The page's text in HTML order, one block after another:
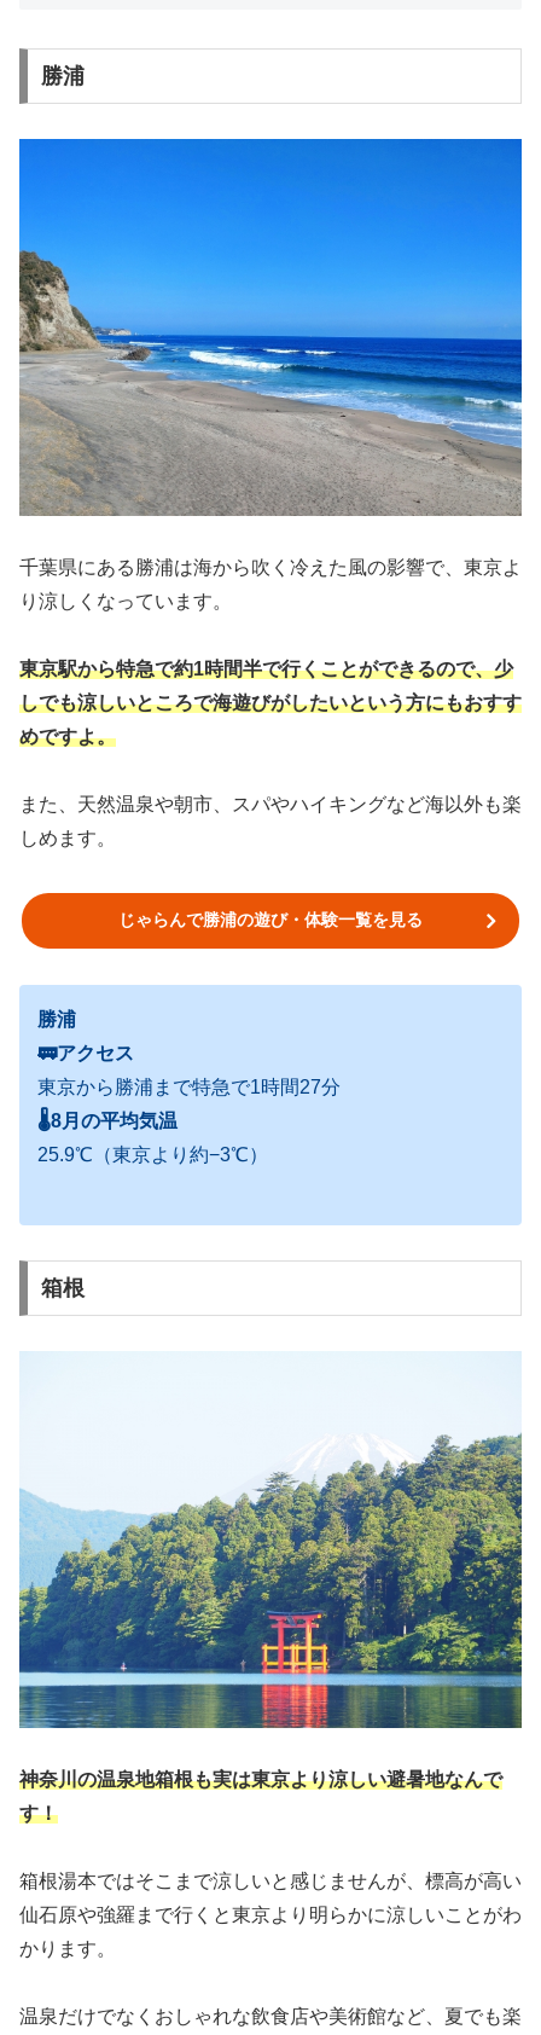
勝浦
千葉県にある勝浦は海から吹く冷えた風の影響で、東京よ
り涼しくなっています。
東京駅から特急で約1時間半で行くことができるので、少
しでも涼しいところで海遊びがしたいという方にもおすす
めですよ。
また、天然温泉や朝市、スパやハイキングなど海以外も楽
しめます。
じゃらんで勝浦の遊び・体験一覧を見る
勝浦
🚃アクセス
東京から勝浦まで特急で1時間27分
🌡8月の平均気温
25.9℃（東京より約−3℃）
箱根
神奈川の温泉地箱根も実は東京より涼しい避暑地なんで
す！
箱根湯本ではそこまで涼しいと感じませんが、標高が高い
仙石原や強羅まで行くと東京より明らかに涼しいことがわ
かります。
温泉だけでなくおしゃれな飲食店や美術館など、夏でも楽